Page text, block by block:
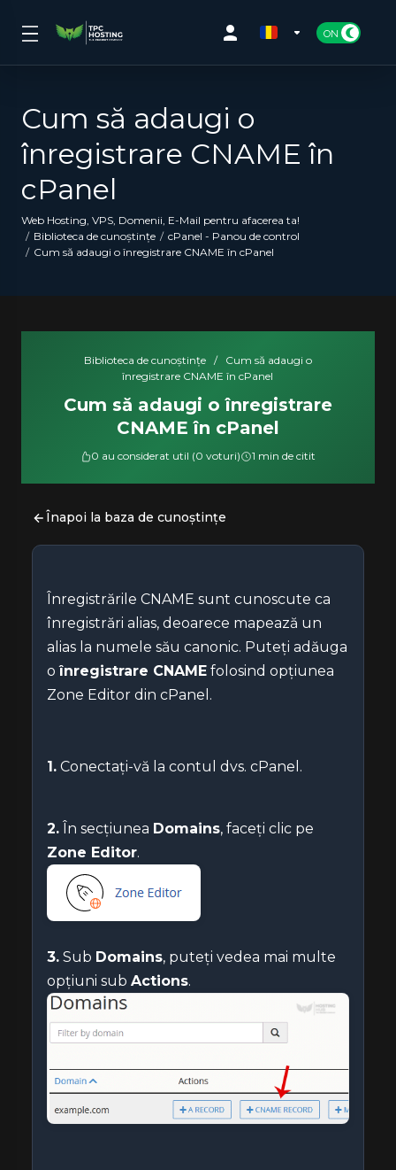
Cum să adaugi o
înregistrare CNAME în
cPanel
Web Hosting, VPS, Domenii, E-Mail pentru afacerea ta!
Biblioteca de cunoștințe
cPanel - Panou de control
Cum să adaugi o înregistrare CNAME în cPanel
Biblioteca de cunoștințe /
Cum să adaugi o
înregistrare CNAME în cPanel
Cum să adaugi o înregistrare
CNAME în cPanel
0 au considerat util (0 voturi) 1 min de citit
Înapoi la baza de cunoștințe
Înregistrările CNAME sunt cunoscute ca
înregistrări alias, deoarece mapează un
alias la numele său canonic. Puteți adăuga
oînregistrare CNAME folosind opțiunea
Zone Editor din cPanel.
1. Conectați-vă la contul dvs. cPanel.
2. În secțiunea Domains, faceți clic pe
Zone Editor.
3. Sub Domains, puteți vedea mai multe
opțiuni sub Actions.